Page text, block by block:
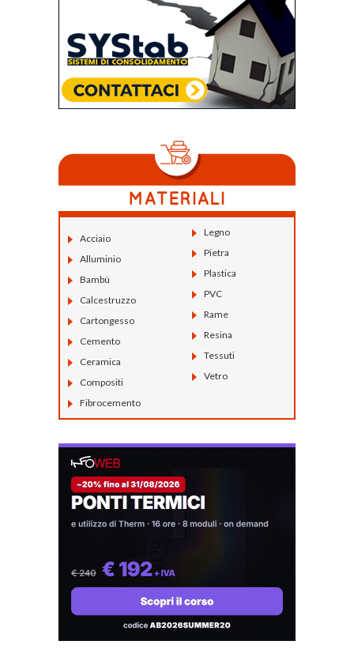
Acciaio
Alluminio
Bambù
Calcestruzzo
Cartongesso
Cemento
Ceramica
Compositi
Fibrocemento
Legno
Pietra
Plastica
PVC
Rame
Resina
Tessuti
Vetro